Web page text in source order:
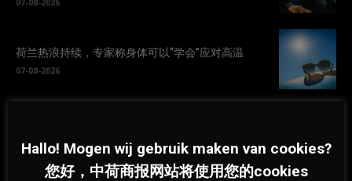
荷兰热浪持续，专家称身体可以“学会”应对高温
07-08-2026
07-08-2026
Hallo! Mogen wij gebruik maken van cookies?
您好，中荷商报网站将使用您的cookies